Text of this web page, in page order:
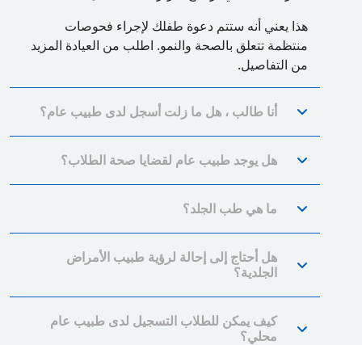
هذا يعني أنه ستتم دعوة طفلك لإجراء فحوصات
منتظمة تتعلق بالصحة والنمو. اطلب من العيادة المزيد
من التفاصيل.
أنا طالب ، هل ما زلت أسجل لدى طبيب عام؟
هل يوجد طبيب عام لقضايا صحة الطلاب؟
ما هي طب الجلد؟
هل أحتاج إلى إحالة لرؤية طبيب الأمراض
الجلدية؟
كيف يمكن للطلاب التسجيل لدى طبيب عام
محلي؟